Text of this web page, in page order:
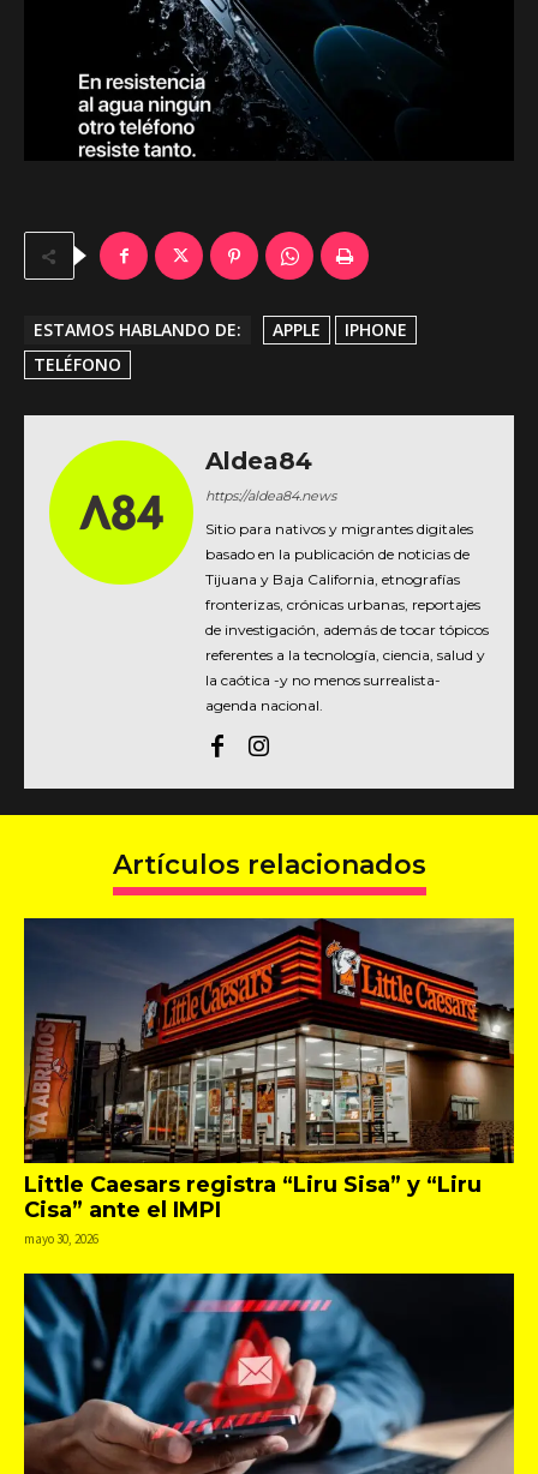
ESTAMOS HABLANDO DE: APPLE
IPHONE
TELÉFONO
Aldea84
https://aldea84.news
Sitio para nativos y migrantes digitales
basado en la publicación de noticias de
Tijuana y Baja California, etnografías
fronterizas, crónicas urbanas, reportajes
de investigación, además de tocar tópicos
referentes a la tecnología, ciencia, salud y
la caótica -y no menos surrealista-
agenda nacional.
Artículos relacionados
Little Caesars registra “Liru Sisa” y “Liru
Cisa” ante el IMPI
mayo 30, 2026